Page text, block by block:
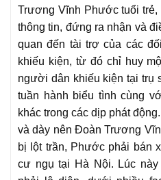
Trương Vĩnh Phước tuổi trẻ,
thông tin, đứng ra nhận và
quan đến tài trợ của các
khiếu kiện, từ đó chỉ huy
người dân khiếu kiện tại trụ
tuần hành biểu tình cùng
khác trong các dịp phát
và dày nên Đoàn Trương
bị lột trần, Phước phải bán
cư ngụ tại Hà Nội. Lúc